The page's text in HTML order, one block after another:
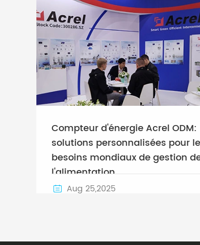
Compteur d'énergie Acrel ODM:
solutions personnalisées pour
besoins mondiaux de gestion
l'alimentation
 Aug 25,2025